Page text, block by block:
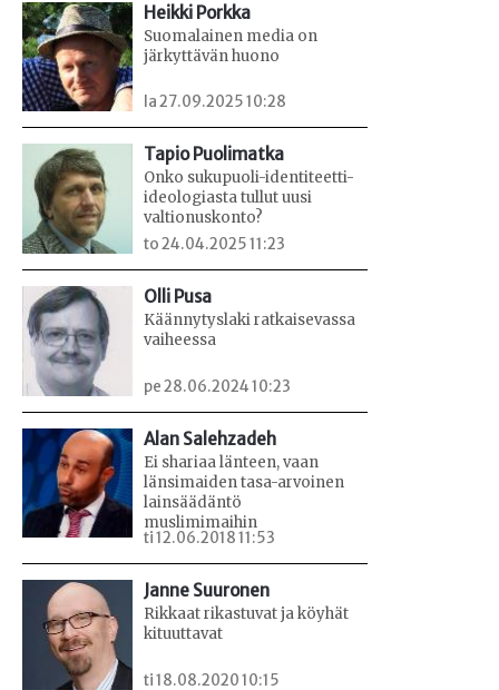
Heikki Porkka
Suomalainen media on
järkyttävän huono
la 27.09.2025 10:28
Tapio Puolimatka
Onko sukupuoli-identiteetti-
ideologiasta tullut uusi
valtionuskonto?
to 24.04.2025 11:23
Olli Pusa
Käännytyslaki ratkaisevassa
vaiheessa
pe 28.06.2024 10:23
Alan Salehzadeh
Ei shariaa länteen, vaan
länsimaiden tasa-arvoinen
lainsäädäntö
muslimimaihin
ti 12.06.2018 11:53
Janne Suuronen
Rikkaat rikastuvat ja köyhät
kituuttavat
ti 18.08.2020 10:15